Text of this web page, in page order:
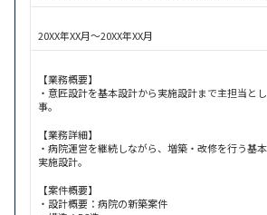
20XX年XX月～20XX年XX月
【業務概要】
・意匠設計を基本設計から実施設計まで主担当と
事。
【業務詳細】
・病院運営を継続しながら、増築・改修を行う基本
実施設計。
【案件概要】
・設計概要：病院の新築案件